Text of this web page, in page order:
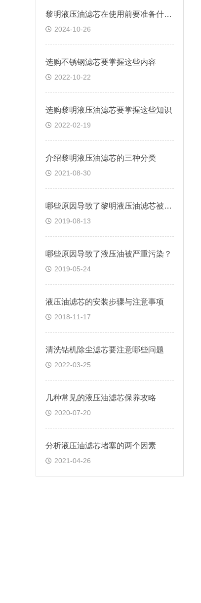
黎明液压油滤芯在使用前要准备什么你知道吗？
2024-10-26
选购不锈钢滤芯要掌握这些内容
2022-10-22
选购黎明液压油滤芯要掌握这些知识
2022-02-19
介绍黎明液压油滤芯的三种分类
2021-08-30
哪些原因导致了黎明液压油滤芯被严重污染呢？
2019-08-13
哪些原因导致了液压油被严重污染？
2019-05-24
液压油滤芯的安装步骤与注意事项
2018-11-17
清洗钻机除尘滤芯要注意哪些问题
2022-03-25
几种常见的液压油滤芯保养攻略
2020-07-20
分析液压油滤芯堵塞的两个因素
2021-04-26